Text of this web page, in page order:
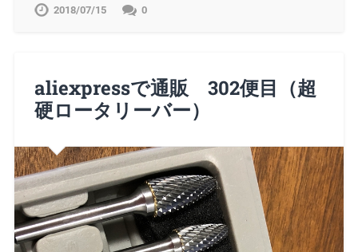
2018/07/15 0
aliexpressで通販 302便目（超
硬ロータリーバー）